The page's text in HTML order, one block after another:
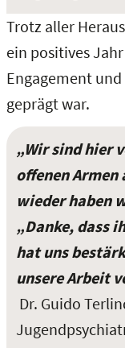
Trotz aller
ein positives
Engagement
geprägt war.
„Wir sind hier
offenen
wieder haben
„Danke, dass
hat uns
unsere Arbeit
Dr. Guido